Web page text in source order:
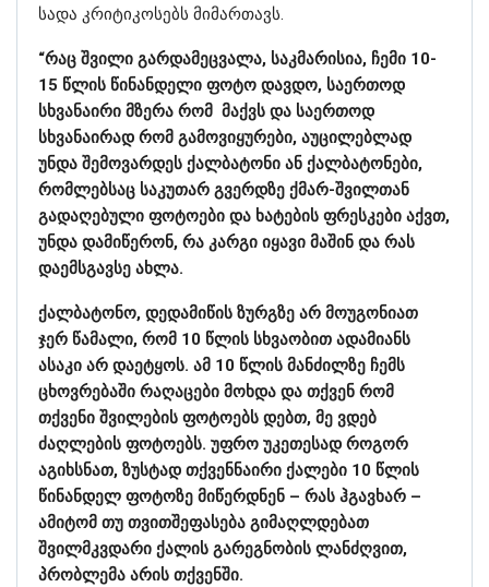
სადა კრიტიკოსებს მიმართავს.
“რაც შვილი გარდამეცვალა, საკმარისია, ჩემი 10-
15 წლის წინანდელი ფოტო დავდო, საერთოდ
სხვანაირი მზერა რომ მაქვს და საერთოდ
სხვანაირად რომ გამოვიყურები, აუცილებლად
უნდა შემოვარდეს ქალბატონი ან ქალბატონები,
რომლებსაც საკუთარ გვერდზე ქმარ-შვილთან
გადაღებული ფოტოები და ხატების ფრესკები აქვთ,
უნდა დამიწერონ, რა კარგი იყავი მაშინ და რას
დაემსგავსე ახლა.
ქალბატონო, დედამიწის ზურგზე არ მოუგონიათ
ჯერ წამალი, რომ 10 წლის სხვაობით ადამიანს
ასაკი არ დაეტყოს. ამ 10 წლის მანძილზე ჩემს
ცხოვრებაში რაღაცები მოხდა და თქვენ რომ
თქვენი შვილების ფოტოებს დებთ, მე ვდებ
ძაღლების ფოტოებს. უფრო უკეთესად როგორ
აგიხსნათ, ზუსტად თქვენნაირი ქალები 10 წლის
წინანდელ ფოტოზე მიწერდნენ – რას ჰგავხარ –
ამიტომ თუ თვითშეფასება გიმაღლდებათ
შვილმკვდარი ქალის გარეგნობის ლანძღვით,
პრობლემა არის თქვენში.